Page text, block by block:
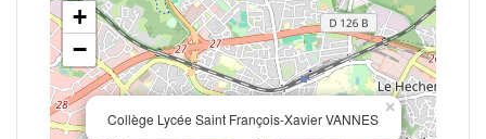
Collège Lycée Saint François-Xavier VANNES
×
+
−